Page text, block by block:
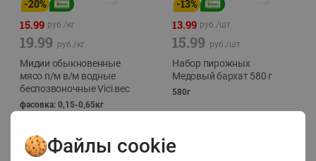
-20%
15.99 руб./кг
19.99 руб./кг
Мидии обыкновенные
мясо п/м в/м водные
беспозвоночные Vici вес
фасовка: 0,15-0,65кг
-13%
13.99 руб./шт
15.99 руб./шт
Набор пирожных
Медовый бархат 580 г
580г
Файлы cookie